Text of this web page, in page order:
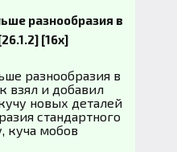
разнообразия в
[16x]
разнообразия в
взял и добавил
новых деталей
стандартного
куча мобов